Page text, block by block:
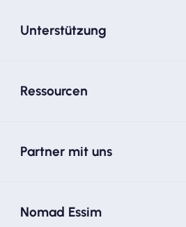
Unterstützung
Ressourcen
Partner mit uns
Nomad Essim